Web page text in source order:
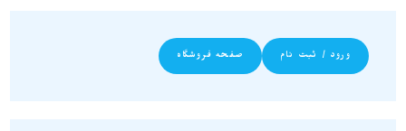
ورود / ثبت نام صفحه فروشگاه